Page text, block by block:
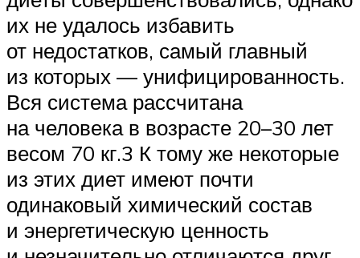
их не удалось избавить
от недостатков, самый главный
из которых — унифицированность.
Вся система рассчитана
на человека в возрасте 20–30 лет
весом 70 кг.3 К тому же некоторые
из этих диет имеют почти
одинаковый химический состав
и энергетическую ценность